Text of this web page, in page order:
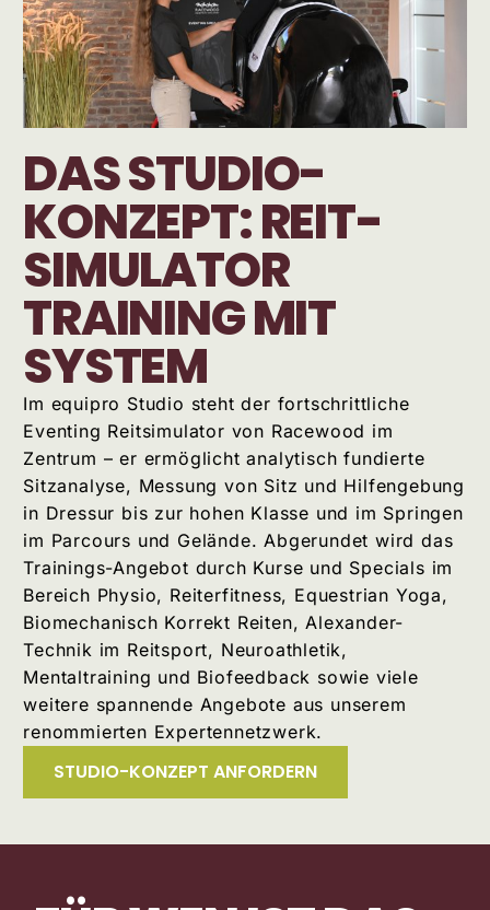
DAS STUDIO-
KONZEPT: REIT-
SIMULATOR
TRAINING MIT
SYSTEM
Im equipro Studio steht der fortschrittliche
Eventing Reitsimulator von Racewood im
Zentrum – er ermöglicht analytisch fundierte
Sitzanalyse, Messung von Sitz und Hilfengebung
in Dressur bis zur hohen Klasse und im Springen
im Parcours und Gelände. Abgerundet wird das
Trainings-Angebot durch Kurse und Specials im
Bereich Physio, Reiterfitness, Equestrian Yoga,
Biomechanisch Korrekt Reiten, Alexander-
Technik im Reitsport, Neuroathletik,
Mentaltraining und Biofeedback sowie viele
weitere spannende Angebote aus unserem
renommierten Expertennetzwerk.
STUDIO-KONZEPT ANFORDERN